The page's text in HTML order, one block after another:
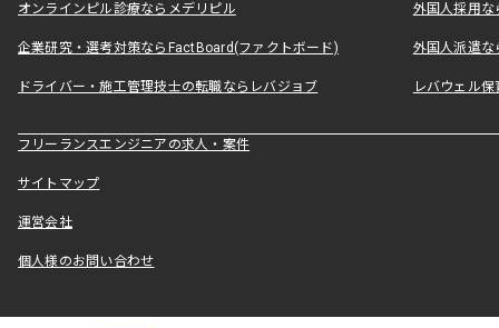
オンラインピル診療ならメデリピル 外国人採用
企業研究・選考対策ならFactBoard(ファクトボード) 外国人派遣な
ドライバー・施工管理技士の転職ならレバジョブ レバウェル
フリーランスエンジニアの求人・案件
サイトマップ
運営会社
個人様のお問い合わせ